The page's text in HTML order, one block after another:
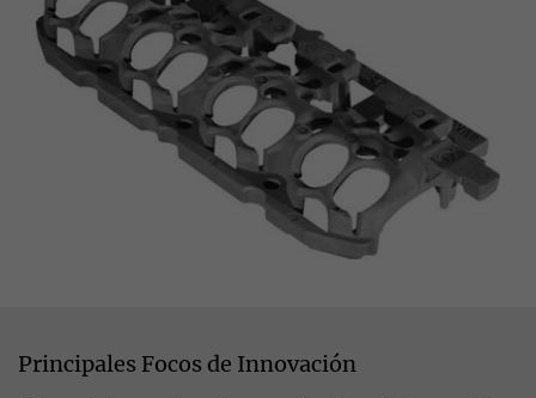
Principales Focos de Innovación